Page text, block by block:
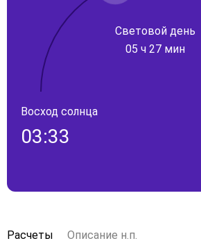
Световой день
05 ч 27 мин
Восход солнца
03:33
Расчеты Описание н.п.